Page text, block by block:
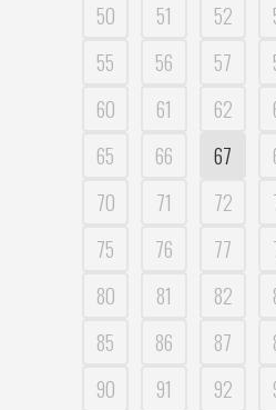
50
51 52
55
56 57
60
61 62
65
66 67
70
71 72
75
76 77
80
81 82
85
86 87
90
91 92